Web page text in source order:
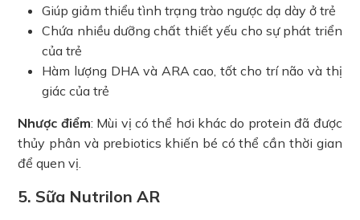
Giúp giảm thiểu tình trạng trào ngược dạ dày ở trẻ
Chứa nhiều dưỡng chất thiết yếu cho sự phát triển
của trẻ
Hàm lượng DHA và ARA cao, tốt cho trí não và thị
giác của trẻ
Nhược điểm: Mùi vị có thể hơi khác do protein đã được
thủy phân và prebiotics khiến bé có thể cần thời gian
để quen vị.
5. Sữa Nutrilon AR